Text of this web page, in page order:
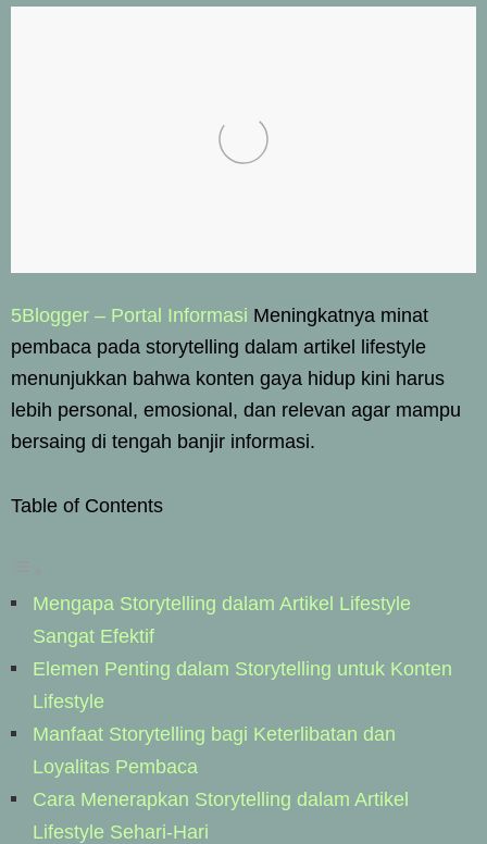
5Blogger – Portal Informasi Meningkatnya minat
pembaca pada storytelling dalam artikel lifestyle
menunjukkan bahwa konten gaya hidup kini harus
lebih personal, emosional, dan relevan agar mampu
bersaing di tengah banjir informasi.
Table of Contents
Mengapa Storytelling dalam Artikel Lifestyle
Sangat Efektif
Elemen Penting dalam Storytelling untuk Konten
Lifestyle
Manfaat Storytelling bagi Keterlibatan dan
Loyalitas Pembaca
Cara Menerapkan Storytelling dalam Artikel
Lifestyle Sehari-Hari